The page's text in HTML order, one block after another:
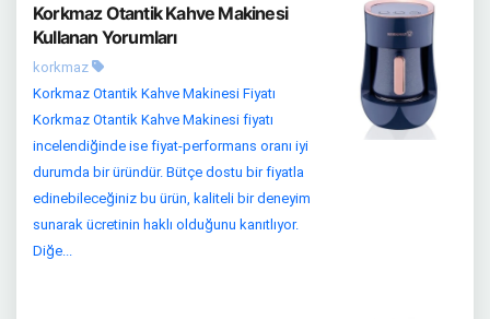
Korkmaz Otantik Kahve Makinesi
Kullanan Yorumları
korkmaz
Korkmaz Otantik Kahve Makinesi Fiyatı
Korkmaz Otantik Kahve Makinesi fiyatı
incelendiğinde ise fiyat-performans oranı iyi
durumda bir üründür. Bütçe dostu bir fiyatla
edinebileceğiniz bu ürün, kaliteli bir deneyim
sunarak ücretinin haklı olduğunu kanıtlıyor.
Diğe...